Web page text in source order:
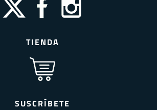
TIENDA
SUSCRÍBETE